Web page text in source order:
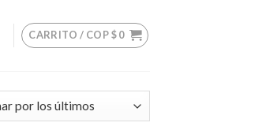
CARRITO / COP $0